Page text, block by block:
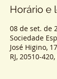
Horário e
08 de set. de
Sociedade
José Higino,
RJ, 20510-